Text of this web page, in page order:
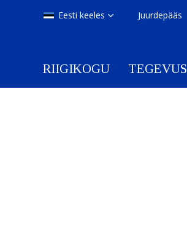
Juurdepääs
Eesti keeles
RIIGIKOGU TEGEVUS